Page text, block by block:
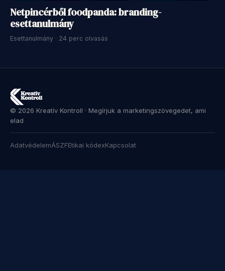
Netpincérből foodpanda: branding-
esettanulmány
Esettanulmány · 24 perc olvasás
© 2026 Kreatív Kontroll · Megírjuk a marketingszövegedet, ami
elad
AdatvédelemÁSZFEtikai kódexKapcsolat